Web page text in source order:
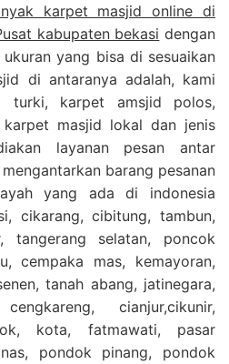
karpet masjid online di
kabupaten bekasi dengan
yang bisa di sesuaikan
di antaranya adalah, kami
turki, karpet amsjid polos,
masjid lokal dan jenis
layanan pesan antar
barang pesanan
yang ada di indonesia
cikarang, cibitung, tambun,
tangerang selatan, poncok
cempaka mas, kemayoran,
tanah abang, jatinegara,
cianjur,cikunir,
kota, fatmawati, pasar
pondok pinang, pondok